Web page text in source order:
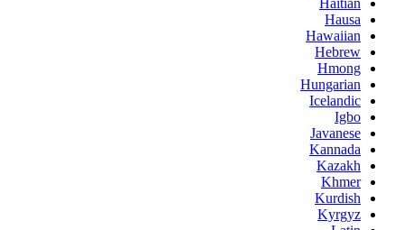
Haitian
Hausa
Hawaiian
Hebrew
Hmong
Hungarian
Icelandic
Igbo
Javanese
Kannada
Kazakh
Khmer
Kurdish
Kyrgyz